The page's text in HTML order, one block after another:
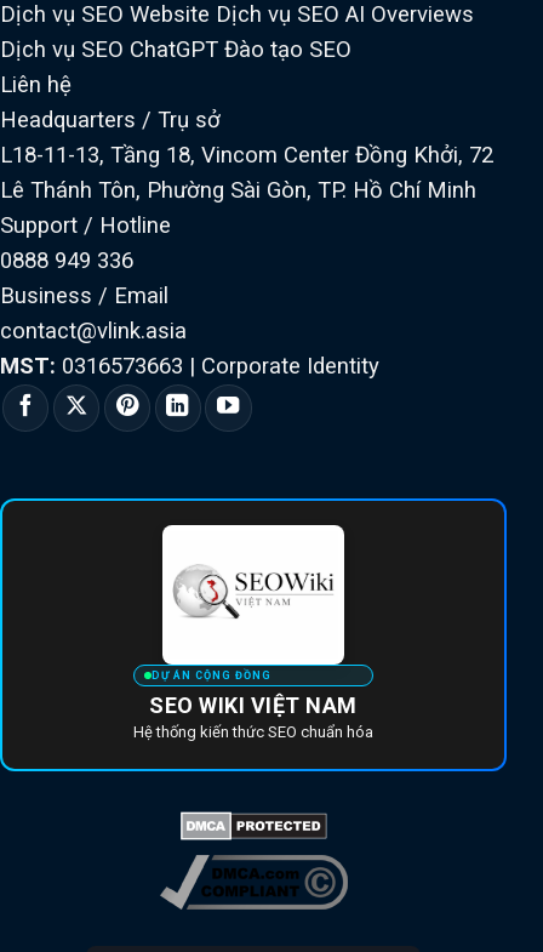
Dịch vụ SEO Website Dịch vụ SEO AI Overviews
Dịch vụ SEO ChatGPT Đào tạo SEO
Liên hệ
Headquarters / Trụ sở
L18-11-13, Tầng 18, Vincom Center Đồng Khởi, 72
Lê Thánh Tôn, Phường Sài Gòn, TP. Hồ Chí Minh
Support / Hotline
0888 949 336
Business / Email
contact@vlink.asia
MST: 0316573663 | Corporate Identity
DỰ ÁN CỘNG ĐỒNG
SEO WIKI VIỆT NAM
Hệ thống kiến thức SEO chuẩn hóa